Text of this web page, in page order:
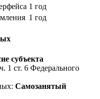
1 год
1 год
субъекта
1 ст. 6 Федерального
Самозанятый